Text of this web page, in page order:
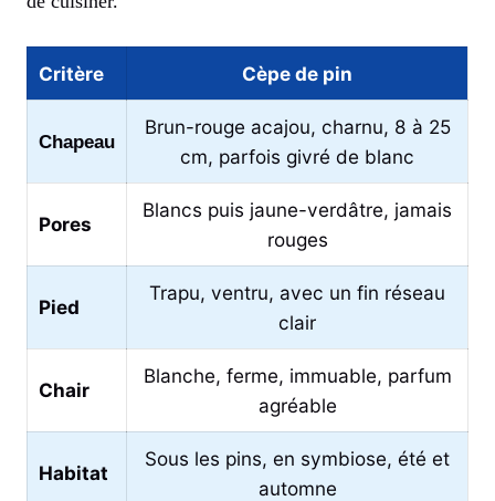
Critère Cèpe de pin
Chapeau
Brun-rouge acajou, charnu, 8 à 25
cm, parfois givré de blanc
Pores
Blancs puis jaune-verdâtre, jamais
rouges
Pied
Trapu, ventru, avec un fin réseau
clair
Chair
Blanche, ferme, immuable, parfum
agréable
Habitat
Sous les pins, en symbiose, été et
automne